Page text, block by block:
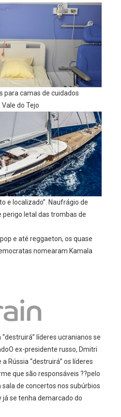
para camas de cuidados
do Tejo
e localizado”. Naufrágio de
perigo letal das trombas de
e até reggaeton, os quase
nomearam Kamala
líderes ucranianos se
ex-presidente russo, Dmitri
Rússia “destruirá” os líderes
que são responsáveis ??pelo
de concertos nos subúrbios
já se tenha demarcado do